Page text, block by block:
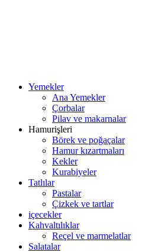
Yemekler
Ana Yemekler
Çorbalar
Pilav ve makarnalar
Hamurişleri
Börek ve poğaçalar
Hamur kızartmaları
Kekler
Kurabiyeler
Tatlılar
Pastalar
Çizkek ve tartlar
içecekler
Kahvaltılıklar
Reçel ve marmelatlar
Salatalar